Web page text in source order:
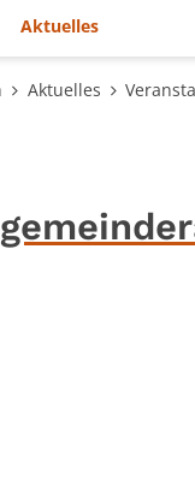
Aktuelles
Aktuelles